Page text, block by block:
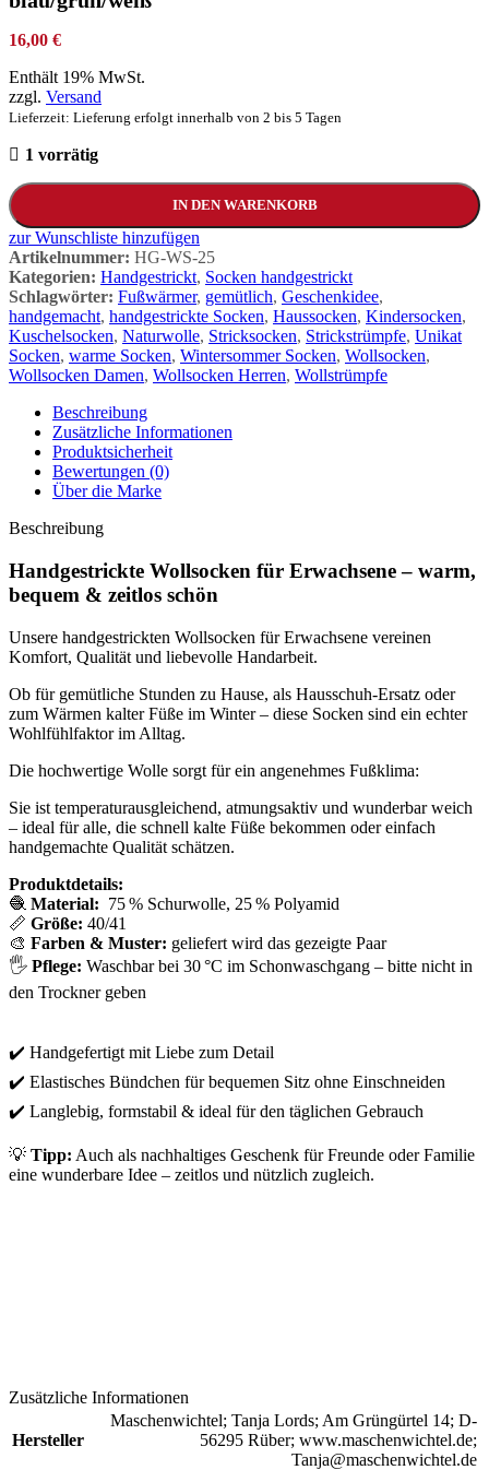
16,00 €
Enthält 19% MwSt.
zzgl. Versand
Lieferzeit: Lieferung erfolgt innerhalb von 2 bis 5 Tagen
1 vorrätig
IN DEN WARENKORB
zur Wunschliste hinzufügen
Artikelnummer: HG-WS-25
Kategorien: Handgestrickt, Socken handgestrickt
Schlagwörter: Fußwärmer, gemütlich, Geschenkidee,
handgemacht, handgestrickte Socken, Haussocken, Kindersocken,
Kuschelsocken, Naturwolle, Stricksocken, Strickstrümpfe, Unikat
Socken, warme Socken, Wintersommer Socken, Wollsocken,
Wollsocken Damen, Wollsocken Herren, Wollstrümpfe
Beschreibung
Zusätzliche Informationen
Produktsicherheit
Bewertungen (0)
Über die Marke
Beschreibung
Handgestrickte Wollsocken für Erwachsene – warm,
bequem & zeitlos schön
Unsere handgestrickten Wollsocken für Erwachsene vereinen
Komfort, Qualität und liebevolle Handarbeit.
Ob für gemütliche Stunden zu Hause, als Hausschuh-Ersatz oder
zum Wärmen kalter Füße im Winter – diese Socken sind ein echter
Wohlfühlfaktor im Alltag.
Die hochwertige Wolle sorgt für ein angenehmes Fußklima:
Sie ist temperaturausgleichend, atmungsaktiv und wunderbar weich
– ideal für alle, die schnell kalte Füße bekommen oder einfach
handgemachte Qualität schätzen.
Produktdetails:
🧶 Material: 75 % Schurwolle, 25 % Polyamid
📏 Größe: 40/41
🎨 Farben & Muster: geliefert wird das gezeigte Paar
🖐️ Pflege: Waschbar bei 30 °C im Schonwaschgang – bitte nicht in
den Trockner geben
✔️ Handgefertigt mit Liebe zum Detail
✔️ Elastisches Bündchen für bequemen Sitz ohne Einschneiden
✔️ Langlebig, formstabil & ideal für den täglichen Gebrauch
💡 Tipp: Auch als nachhaltiges Geschenk für Freunde oder Familie
eine wunderbare Idee – zeitlos und nützlich zugleich.
Zusätzliche Informationen
Hersteller
Maschenwichtel; Tanja Lords; Am Grüngürtel 14; D-
56295 Rüber; www.maschenwichtel.de;
Tanja@maschenwichtel.de